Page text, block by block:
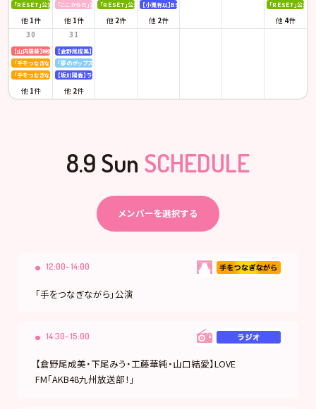
「ＲＥＳＥＴ」公演
他 1件
「ここからだ」公演
他 1件
「ＲＥＳＥＴ」公演
他 2件
【小栗有以】BSテレ東「ドライな同期の溺愛癖」
他 2件
「ＲＥＳＥＴ」公演
他 4件
【山内瑞葵】映画 『キオク』先行試写会
「手をつなぎながら」公演
「手をつなぎながら」公演
他 1件
30
【倉野尾成美】KBCラジオ「下町やぶさか診療所」
「夢のポップスター」公演
【坂川陽香】ラジオ日本「Happy!!福井に来とっけの～」
他 2件
31
8.9 Sun SCHEDULE
メンバーを選択する
12:00- 14:00
「手をつなぎながら」公演
14:30- 15:00
【倉野尾成美・下尾みう・工藤華純・山口結愛】LOVE
FM「AKB48九州放送部！」